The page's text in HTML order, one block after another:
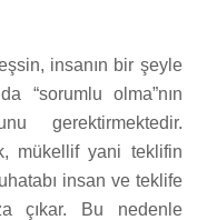
insanın bir şeyle
“sorumlu olma”nın
gerektirmektedir.
mükellif yani teklifin
insan ve teklife
çıkar. Bu nedenle